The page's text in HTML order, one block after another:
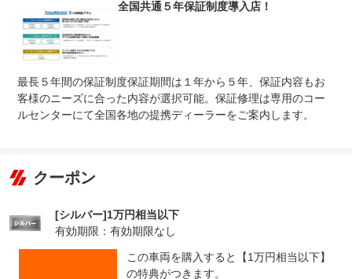
法定整備
について
当社には、リフト完備＆整備士資格所有スタッフが在籍し
ている指定整備工場がございます！納車前には１２０項目
による機能チェックを実施。納車後にも安心して乗って頂
全国共通５年保証制度導入店！
最長５年間の保証制度保証期間は１年から５年、保証内容もお
客様のニーズに合った内容が選択可能。保証修理は専用のコー
ルセンターにて全国各地の提携ディーラーをご案内します。
クーポン
[シルバー]1万円相当以下
有効期限：有効期限なし
この車両を購入すると【1万円相当以下】
の特典がつきます。